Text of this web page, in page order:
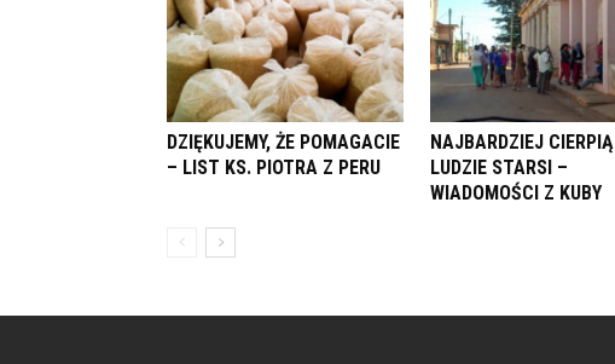
DZIĘKUJEMY, ŻE POMAGACIE
– LIST KS. PIOTRA Z PERU
NAJBARDZIEJ CIERPIĄ
LUDZIE STARSI –
WIADOMOŚCI Z KUBY